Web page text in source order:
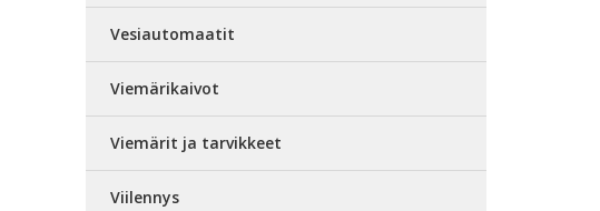
Vesiautomaatit
Viemärikaivot
Viemärit ja tarvikkeet
Viilennys